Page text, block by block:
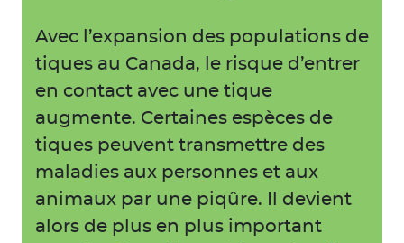
Avec l’expansion des populations de
tiques au Canada, le risque d’entrer
en contact avec une tique
augmente. Certaines espèces de
tiques peuvent transmettre des
maladies aux personnes et aux
animaux par une piqûre. Il devient
alors de plus en plus important